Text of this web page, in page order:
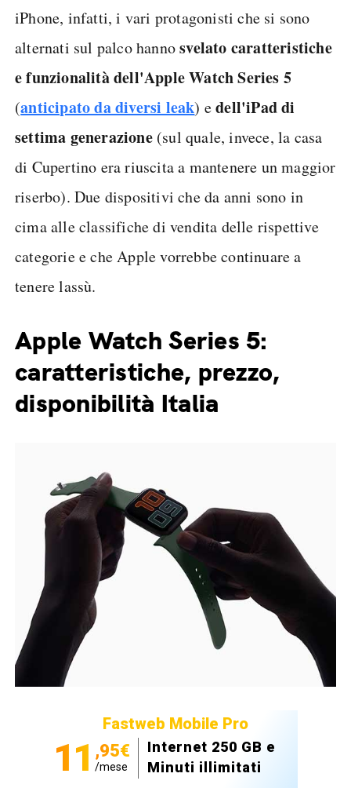
iPhone, infatti, i vari protagonisti che si sono
alternati sul palco hannosvelato caratteristiche
e funzionalità dell'Apple Watch Series 5
(anticipato da diversi leak) edell'iPad di
settima generazione(sul quale, invece, la casa
di Cupertino era riuscita a mantenere un maggior
riserbo). Due dispositivi che da anni sono in
cima alle classifiche di vendita delle rispettive
categorie e che Apple vorrebbe continuare a
tenere lassù.
Apple Watch Series 5:
caratteristiche, prezzo,
disponibilità Italia
Fastweb Mobile Pro
11 ,95€
/mese
Internet 250 GB e
Minuti illimitati